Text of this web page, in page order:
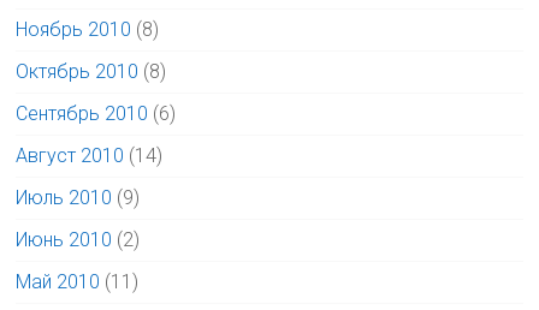
Ноябрь 2010 (8)
Октябрь 2010 (8)
Сентябрь 2010 (6)
Август 2010 (14)
Июль 2010 (9)
Июнь 2010 (2)
Май 2010 (11)